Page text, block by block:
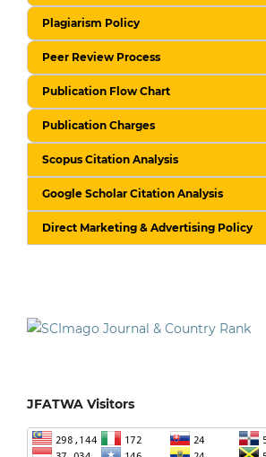
Plagiarism Policy
Peer Review Process
Publication Flow Chart
Publication Charges
Scopus Citation Analysis
Google Scholar Citation Analysis
Direct Marketing & Advertising Policy
JFATWA Visitors